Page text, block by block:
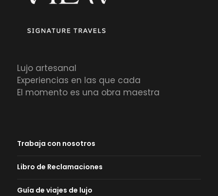
Lujo artesanal
Experiencias en las que cada
El momento es una obra maestra
Trabaja con nosotros
Libro de Reclamaciones
Guía de viajes de lujo